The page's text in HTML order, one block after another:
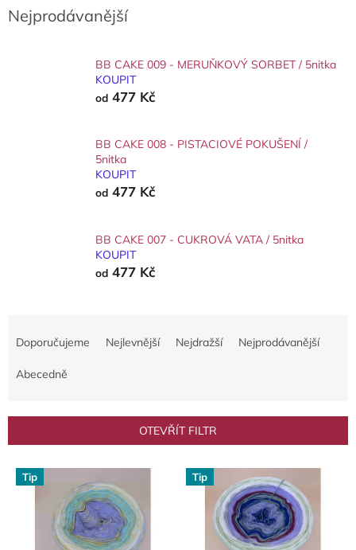
Nejprodávanější
BB CAKE 009 - MERUŇKOVÝ SORBET / 5nitka
KOUPIT
od 477 Kč
BB CAKE 008 - PISTACIOVÉ POKUŠENÍ /
5nitka
KOUPIT
od 477 Kč
BB CAKE 007 - CUKROVÁ VATA / 5nitka
KOUPIT
od 477 Kč
r
d
Doporučujeme Nejlevnější Nejdražší Nejprodávanější
Abecedně
OTEVŘÍT FILTR
V Tip Tip